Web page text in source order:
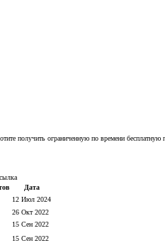
получить ограниченную по времени
Дата
12 Июл 2024
26 Окт 2022
15 Сен 2022
15 Сен 2022